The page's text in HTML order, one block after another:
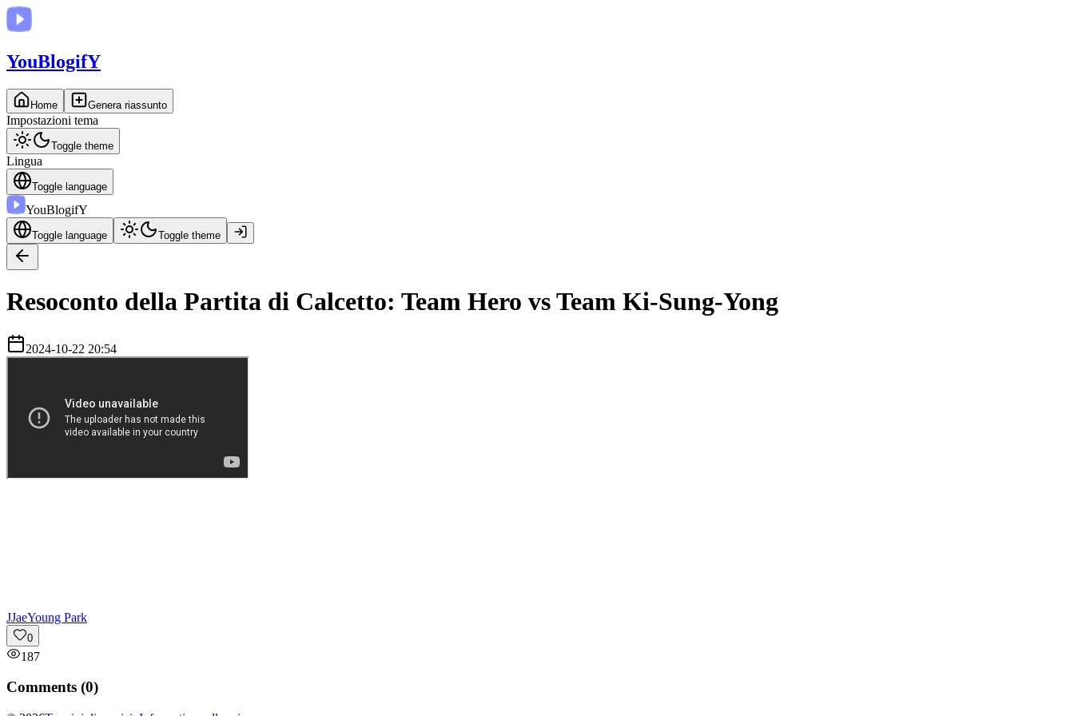
YouBlogifY
Home Genera riassunto
Impostazioni tema
Toggle theme
Lingua
Toggle language
YouBlogifY
Toggle language Toggle theme
Resoconto della Partita di Calcetto: Team Hero vs Team Ki-Sung-Yong
2024-10-22 20:54
JJaeYoung Park
0
187
Comments (0)